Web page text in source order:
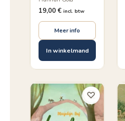
19,00 € incl. btw
Meer info
In winkelmand
♡